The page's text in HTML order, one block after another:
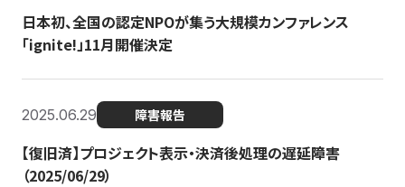
日本初、全国の認定NPOが集う大規模カンファレンス
「ignite!」11月開催決定
2025.06.29 障害報告
【復旧済】プロジェクト表示・決済後処理の遅延障害
（2025/06/29）